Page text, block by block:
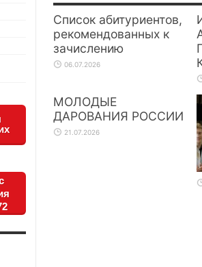
Список абитуриентов,
рекомендованных к
зачислению
06.07.2026
МОЛОДЫЕ
ДАРОВАНИЯ РОССИИ
21.07.2026